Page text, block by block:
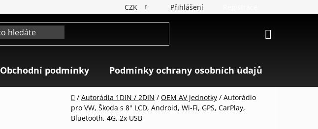
CZK Přihlášení
Obchodní podmínky Podmínky ochrany osobních údajů
Domů
/ Autorádia 1DIN / 2DIN / OEM AV jednotky / Autorádio
pro VW, Škoda s 8" LCD, Android, Wi-Fi, GPS, CarPlay,
Bluetooth, 4G, 2x USB